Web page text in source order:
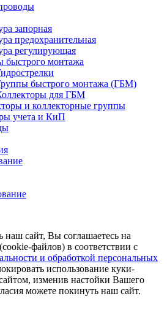
запорная
предохранительная
регулирующая
быстрого монтажа
быстрого монтажа (ГБМ)
для ГБМ
и коллекторные группы
учета и КиП
наш сайт, Вы соглашаетесь на
файлов) в соответствии с
и обработкой персональных
использование куки-
изменив настойки Вашего
можете покинуть наш сайт.